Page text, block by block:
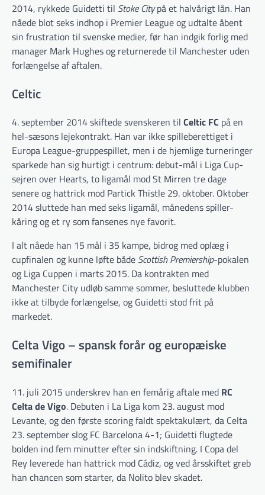
2014, rykkede Guidetti til Stoke Citypå et halvårigt lån. Han
nåede blot seks indhop i Premier League og udtalte åbent
sin frustration til svenske medier, før han indgik forlig med
manager Mark Hughes og returnerede til Manchester uden
forlængelse af aftalen.
Celtic
4. september 2014 skiftede svenskeren til Celtic FC på en
hel-sæsons lejekontrakt. Han var ikke spilleberettiget i
Europa League-gruppespillet, men i de hjemlige turneringer
sparkede han sig hurtigt i centrum: debut-mål i Liga Cup-
sejren over Hearts, to ligamål mod St Mirren tre dage
senere og hattrick mod Partick Thistle 29. oktober. Oktober
2014 sluttede han med seks ligamål, månedens spiller-
kåring og et ry som fansenes nye favorit.
I alt nåede han 15 mål i 35 kampe, bidrog med oplæg i
cupfinalen og kunne løfte både Scottish Premiership-pokalen
og Liga Cuppen i marts 2015. Da kontrakten med
Manchester City udløb samme sommer, besluttede klubben
ikke at tilbyde forlængelse, og Guidetti stod frit på
markedet.
Celta Vigo – spansk forår og europæiske
semifinaler
11. juli 2015 underskrev han en femårig aftale med RC
Celta de Vigo. Debuten i La Liga kom 23. august mod
Levante, og den første scoring faldt spektakulært, da Celta
23. september slog FC Barcelona 4-1; Guidetti flugtede
bolden ind fem minutter efter sin indskiftning. I Copa del
Rey leverede han hattrick mod Cádiz, og ved årsskiftet greb
han chancen som starter, da Nolito blev skadet.